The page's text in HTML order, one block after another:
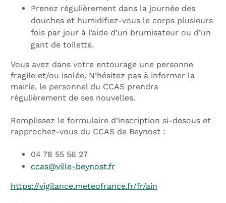
Prenez régulièrement dans la journée des
douches et humidifiez-vous le corps plusieurs
fois par jour à l’aide d’un brumisateur ou d’un
gant de toilette.
Vous avez dans votre entourage une personne
fragile et/ou isolée. N’hésitez pas à informer la
mairie, le personnel du CCAS prendra
régulièrement de ses nouvelles.
Remplissez le formulaire d’inscription si-desous et
rapprochez-vous du CCAS de Beynost :
04 78 55 56 27
ccas@ville-beynost.fr
https://vigilance.meteofrance.fr/fr/ain